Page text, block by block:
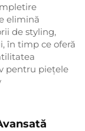
elimină
de styling,
în timp ce oferă
pentru piețele